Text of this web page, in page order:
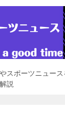
スポーツニュー
説